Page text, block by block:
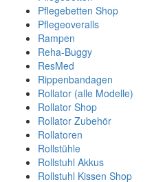
Pflegebetten Shop
Pflegeoveralls
Rampen
Reha-Buggy
ResMed
Rippenbandagen
Rollator (alle Modelle)
Rollator Shop
Rollator Zubehör
Rollatoren
Rollstühle
Rollstuhl Akkus
Rollstuhl Kissen Shop